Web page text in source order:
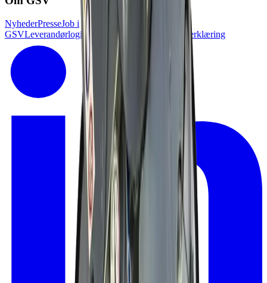
NyhederPresseJob i
GSVLeverandørlogin Kundelogin Tilgænglighedserklæring